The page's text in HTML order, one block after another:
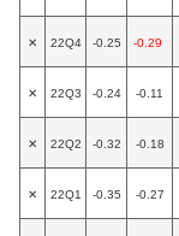
✕ 22Q4 -0.25 -0.29
✕ 22Q3 -0.24 -0.11
✕ 22Q2 -0.32 -0.18
✕ 22Q1 -0.35 -0.27